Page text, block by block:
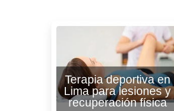
Terapia deportiva en
Lima para lesiones y
recuperación física